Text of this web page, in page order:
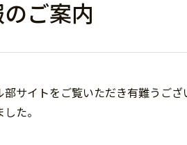
ご案内
サイトをご覧いただき有難うござ
た。